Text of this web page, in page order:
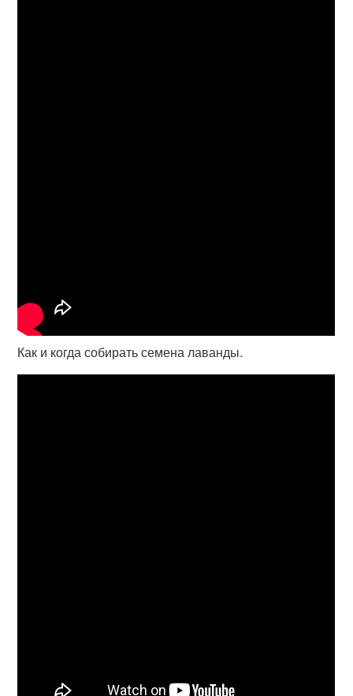
Как и когда собирать семена лаванды.